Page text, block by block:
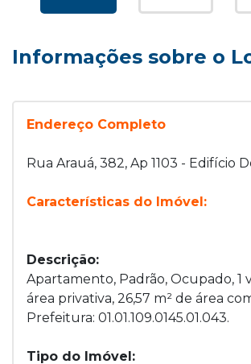
Informações sobre o
Endereço Completo
Rua Arauá, 382, Ap 1103 - Edifício
Características do Imóvel:
Descrição:
Apartamento, Padrão, Ocupado, 1
área privativa, 26,57 m² de área
Prefeitura: 01.01.109.0145.01.043.
Tipo do Imóvel: